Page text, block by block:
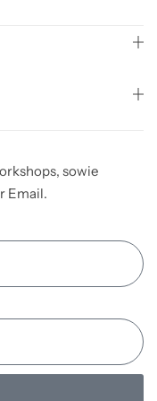
sowie
Email.